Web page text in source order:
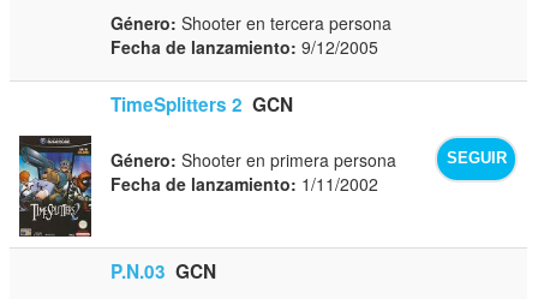
Género: Shooter en tercera persona
Fecha de lanzamiento: 9/12/2005
TimeSplitters 2 GCN
SEGUIR
Género: Shooter en primera persona
Fecha de lanzamiento: 1/11/2002
P.N.03 GCN